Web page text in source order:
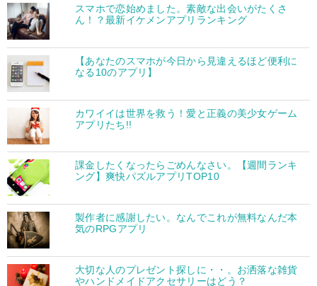
スマホで恋始めました。素敵な出会いがたくさ
ん！？最新イケメンアプリランキング
【あなたのスマホが今日から見違えるほど便利に
なる10のアプリ】
カワイイは世界を救う！愛と正義の美少女ゲーム
アプリたち!!
課金したくなったらごめんなさい。【週間ランキ
ング】爽快パズルアプリTOP10
製作者に感謝したい。なんでこれが無料なんだ本
気のRPGアプリ
大切な人のプレゼント探しに・・。お洒落な雑貨
やハンドメイドアクセサリーはどう？